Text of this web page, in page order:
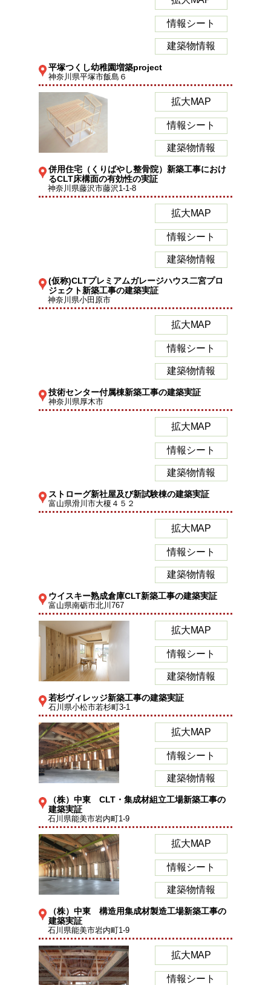
情報シート
建築物情報
平塚つくし幼稚園増築project
神奈川県平塚市飯島６
拡大MAP
情報シート
建築物情報
併用住宅（くりばやし整骨院）新築工事におけ
るCLT床構面の有効性の実証
神奈川県藤沢市藤沢1-1-8
拡大MAP
情報シート
建築物情報
(仮称)CLTプレミアムガレージハウス二宮プロ
ジェクト新築工事の建築実証
神奈川県小田原市
拡大MAP
情報シート
建築物情報
技術センター付属棟新築工事の建築実証
神奈川県厚木市
拡大MAP
情報シート
建築物情報
ストローグ新社屋及び新試験棟の建築実証
富山県滑川市大榎４５２
拡大MAP
情報シート
建築物情報
ウイスキー熟成倉庫CLT新築工事の建築実証
富山県南砺市北川767
拡大MAP
情報シート
建築物情報
若杉ヴィレッジ新築工事の建築実証
石川県小松市若杉町3-1
拡大MAP
情報シート
建築物情報
（株）中東 CLT・集成材組立工場新築工事の
建築実証
石川県能美市岩内町1-9
拡大MAP
情報シート
建築物情報
（株）中東 構造用集成材製造工場新築工事の
建築実証
石川県能美市岩内町1-9
拡大MAP
情報シート